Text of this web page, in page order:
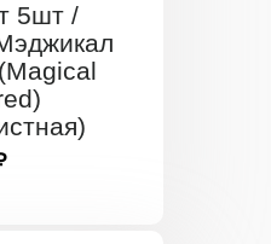
5шт /